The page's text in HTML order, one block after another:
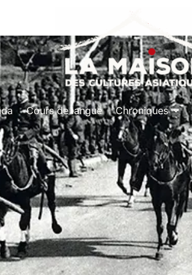
Cours de langue Chroniques